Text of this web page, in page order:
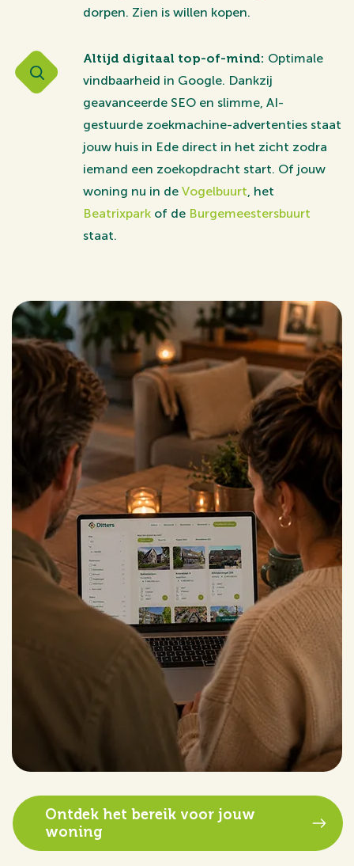
dorpen. Zien is willen kopen.
Altijd digitaal top-of-mind: Optimale
vindbaarheid in Google. Dankzij
geavanceerde SEO en slimme, AI-
gestuurde zoekmachine-advertenties staat
jouw huis in Ede direct in het zicht zodra
iemand een zoekopdracht start. Of jouw
woning nu in de Vogelbuurt, het
Beatrixpark of de Burgemeestersbuurt
staat.
Ontdek het bereik voor jouw
woning